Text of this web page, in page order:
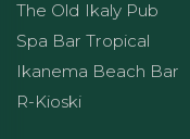
The Old Ikaly Pub
Spa Bar Tropical
Ikanema Beach Bar
R-Kioski